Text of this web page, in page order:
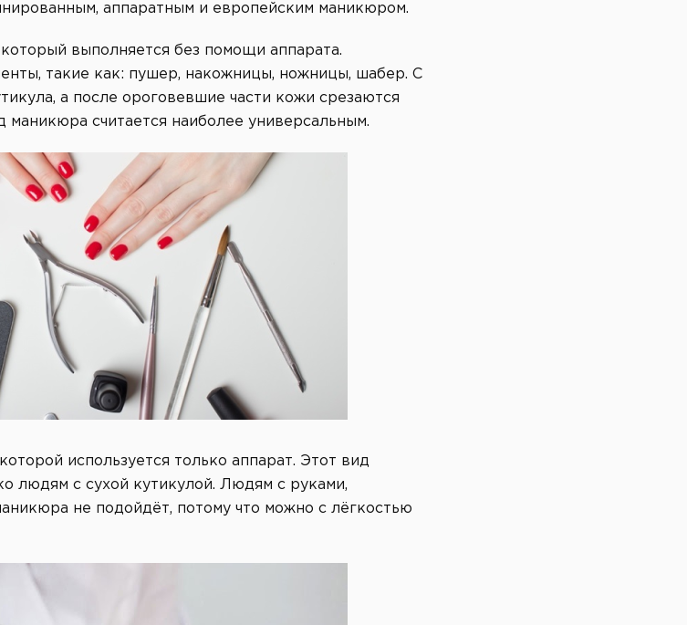
аппаратным и европейским маникюром.
выполняется без помощи аппарата.
такие как: пушер, накожницы, ножницы, шабер. С
а после ороговевшие части кожи срезаются
считается наиболее универсальным.
используется только аппарат. Этот вид
людям с сухой кутикулой. Людям с руками,
не подойдёт, потому что можно с лёгкостью